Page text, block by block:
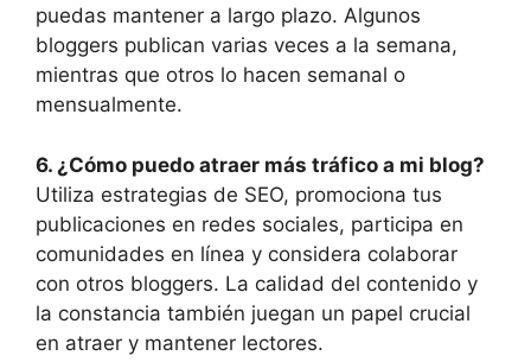
puedas mantener a largo plazo. Algunos
bloggers publican varias veces a la semana,
mientras que otros lo hacen semanal o
mensualmente.
6. ¿Cómo puedo atraer más tráfico a mi blog?
Utiliza estrategias de SEO, promociona tus
publicaciones en redes sociales, participa en
comunidades en línea y considera colaborar
con otros bloggers. La calidad del contenido y
la constancia también juegan un papel crucial
en atraer y mantener lectores.